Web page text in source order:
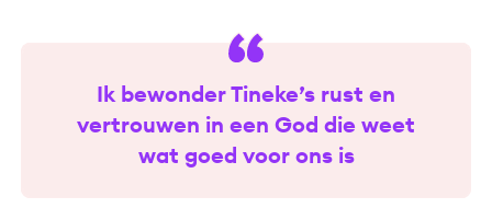
Ik bewonder Tineke’s rust en
vertrouwen in een God die weet
wat goed voor ons is